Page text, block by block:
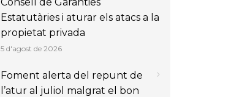
Estatutàries i aturar els atacs a la
propietat privada
5 d'agost de 2026
Foment alerta del repunt de
l’atur al juliol malgrat el bon